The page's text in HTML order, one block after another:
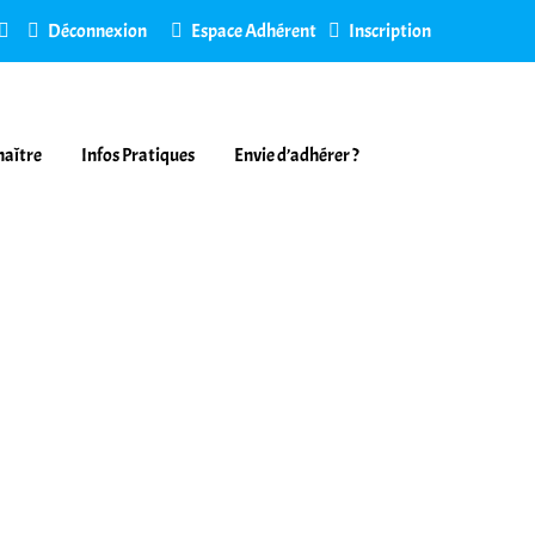
Déconnexion Espace Adhérent Inscription
Infos Pratiques Envie d’adhérer ?